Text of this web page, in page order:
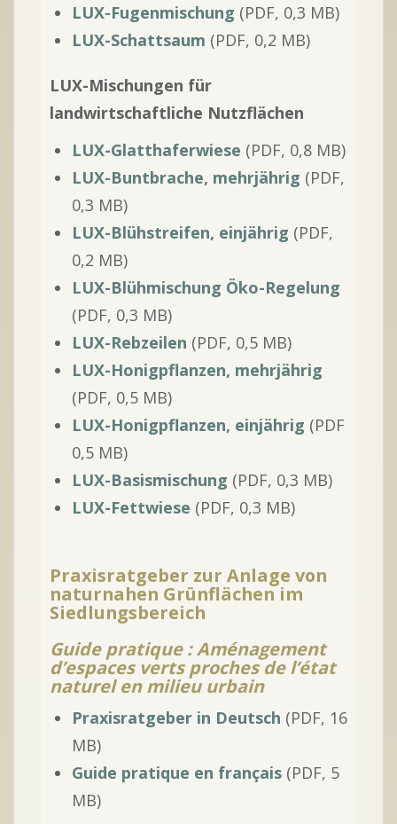
LUX-Fugenmischung (PDF, 0,3 MB)
LUX-Schattsaum (PDF, 0,2 MB)
LUX-Mischungen für
landwirtschaftliche Nutzflächen
LUX-Glatthaferwiese (PDF, 0,8 MB)
LUX-Buntbrache, mehrjährig (PDF,
0,3 MB)
LUX-Blühstreifen, einjährig (PDF,
0,2 MB)
LUX-Blühmischung Öko-Regelung
(PDF, 0,3 MB)
LUX-Rebzeilen (PDF, 0,5 MB)
LUX-Honigpflanzen, mehrjährig
(PDF, 0,5 MB)
LUX-Honigpflanzen, einjährig (PDF
0,5 MB)
LUX-Basismischung (PDF, 0,3 MB)
LUX-Fettwiese (PDF, 0,3 MB)
Praxisratgeber zur Anlage von
naturnahen Grünflächen im
Siedlungsbereich
Guide pratique:Aménagement
d’espaces verts proches de l’état
naturel en milieu urbain
Praxisratgeber in Deutsch (PDF, 16
MB)
Guide pratique en français (PDF, 5
MB)